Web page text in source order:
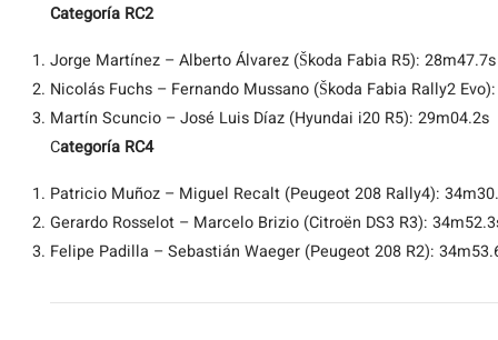
Categoría RC2
Jorge Martínez – Alberto Álvarez (Škoda Fabia R5): 28m47.7s
Nicolás Fuchs – Fernando Mussano (Škoda Fabia Rally2
Martín Scuncio – José Luis Díaz (Hyundai i20 R5): 29m04.2s
Categoría RC4
Patricio Muñoz – Miguel Recalt (Peugeot 208 Rally4):
Gerardo Rosselot – Marcelo Brizio (Citroën DS3 R3):
Felipe Padilla – Sebastián Waeger (Peugeot 208 R2):